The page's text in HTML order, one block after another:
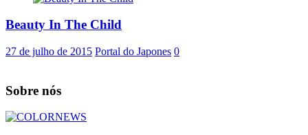
Beauty In The Child
27 de julho de 2015 Portal do Japones 0
Sobre nós